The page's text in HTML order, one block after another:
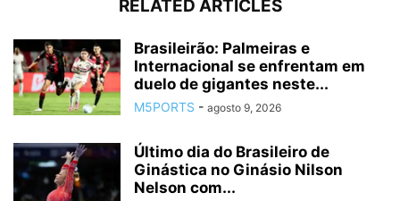
RELATED ARTICLES
Brasileirão: Palmeiras e
Internacional se enfrentam em
duelo de gigantes neste...
M5PORTS - agosto 9, 2026
Último dia do Brasileiro de
Ginástica no Ginásio Nilson
Nelson com...